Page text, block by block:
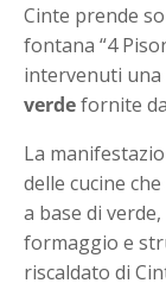
Cinte prende
fontana “4
intervenuti una
verdefornite
La
delle cucine
a base di
formaggio e
riscaldato di